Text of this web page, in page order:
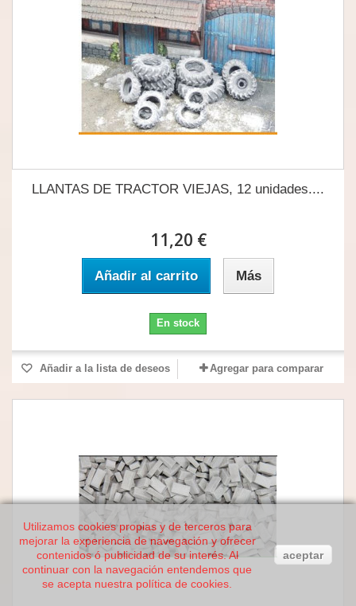
LLANTAS DE TRACTOR VIEJAS, 12 unidades....
11,20 €
Añadir al carrito Más
En stock
Añadir a la lista de deseos Agregar para comparar
Utilizamos cookies propias y de terceros para
mejorar la experiencia de navegación y ofrecer
contenidos ó publicidad de su interés. Al
continuar con la navegación entendemos que
se acepta nuestra política de cookies.
aceptar